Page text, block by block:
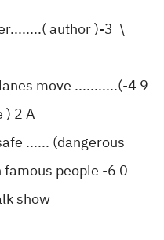
\ 3-another word for a writer........( author )
move ...........(
) 2 A
...... (dangerous }
famous people
show (